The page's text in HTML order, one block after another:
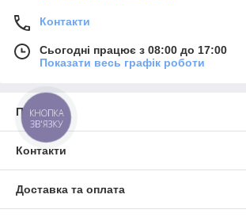
Контакти
Сьогодні працює з 08:00 до 17:00
Показати весь графік роботи
Про нас
Контакти
Доставка та оплата
КНОПКА
ЗВ'ЯЗКУ